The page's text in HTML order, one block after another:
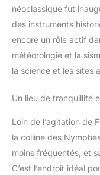
néoclassique fut
des instruments
encore un rôle actif
météorologie et la
la science et les sites
Un lieu de tranquillité
Loin de l’agitation de
la colline des
moins fréquentés, et
C’est l’endroit idéal